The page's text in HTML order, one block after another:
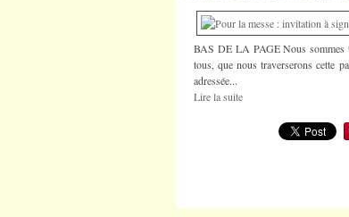
BAS DE LA PAGE Nous sommes
tous, que nous traverserons cette
adressée...
Lire la suite